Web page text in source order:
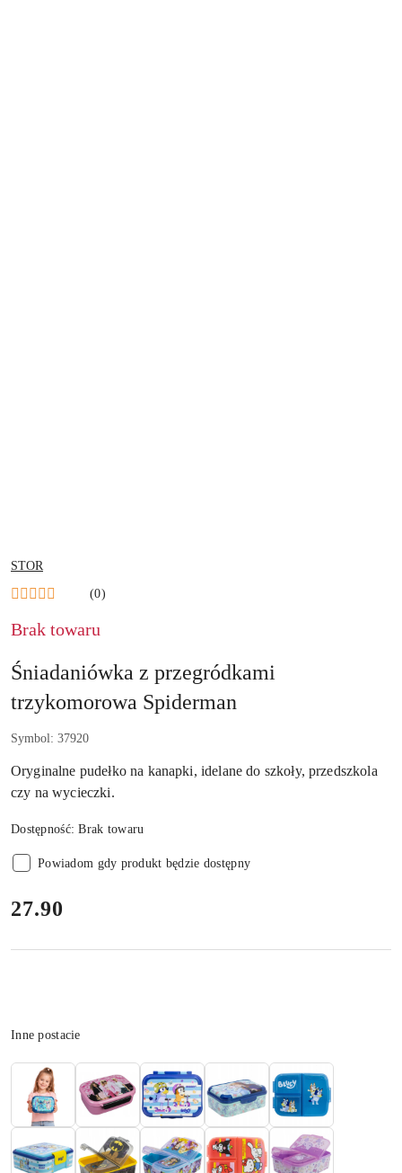
NAZWA
PRODUCENTA:
STOR
(0)
Brak towaru
Śniadaniówka z przegródkami
trzykomorowa Spiderman
Symbol: 37920
Oryginalne pudełko na kanapki, idelane do szkoły, przedszkola
czy na wycieczki.
Dostępność:Brak towaru
Powiadom gdy produkt będzie dostępny
cena:
27.90
Wariant
Inne postacie